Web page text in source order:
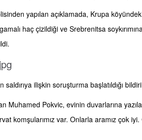
yapılan açıklamada, Krupa
haç çizildiği ve Srebrenitsa
ilişkin soruşturma başlatıldığı
Muhamed Pokvic, evinin duvarlarına
komşularımız var. Onlarla aramız çok